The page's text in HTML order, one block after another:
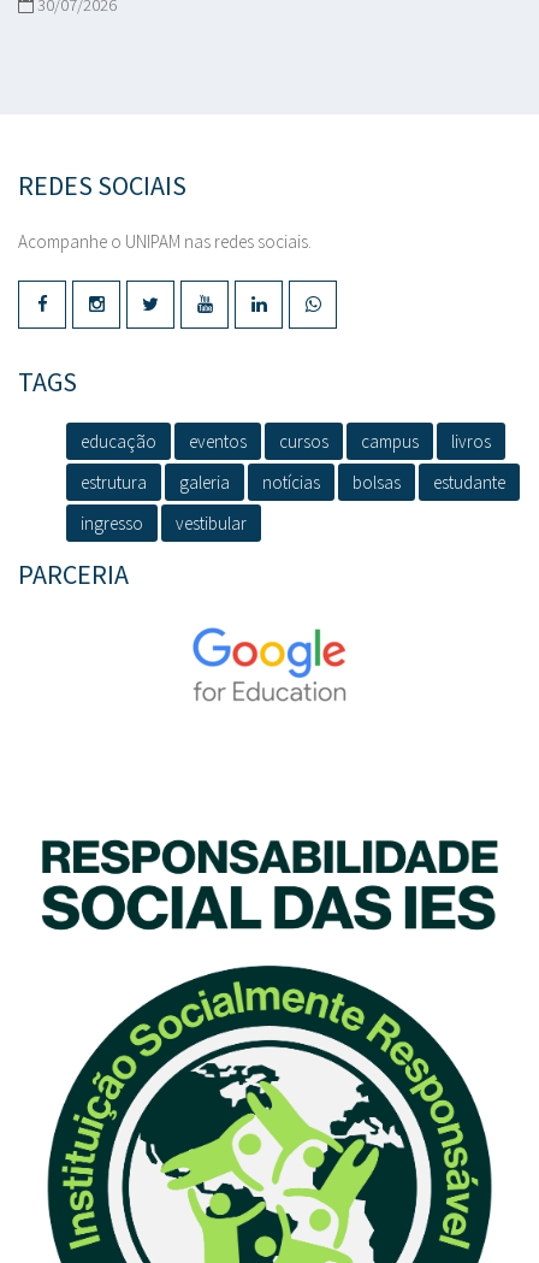
30/07/2026
REDES SOCIAIS
Acompanhe o UNIPAM nas redes sociais.
TAGS
educação eventos cursos campus
livros
estrutura
galeria notícias bolsas
estudante
ingresso
vestibular
PARCERIA